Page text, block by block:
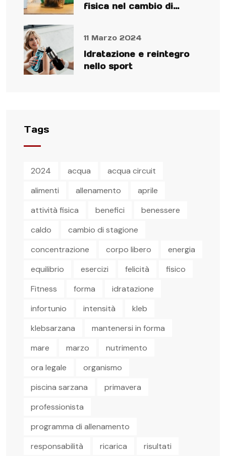
fisica nel cambio di
11 Marzo 2024
Idratazione e reintegro
nello sport
Tags
2024 acqua
acqua circuit
alimenti
allenamento
aprile
attività fisica
benefici
benessere
caldo
cambio di stagione
concentrazione
corpo libero
energia
equilibrio
esercizi felicità
fisico
Fitness
forma
idratazione
infortunio
intensità
kleb
klebsarzana
mantenersi in forma
mare
marzo
nutrimento
ora legale
organismo
piscina sarzana
primavera
professionista
programma di allenamento
responsabilità
ricarica
risultati